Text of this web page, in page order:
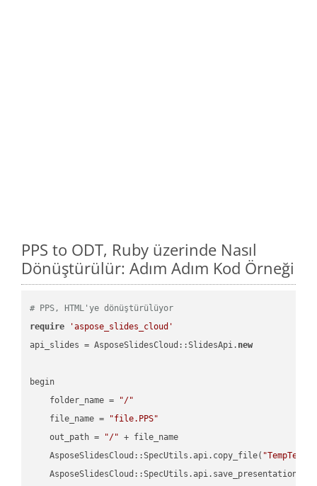
PPS to ODT, Ruby üzerinde Nasıl
Dönüştürülür: Adım Adım Kod Örneği
# PPS, HTML'ye dönüştürülüyor
require
'aspose_slides_cloud'
api_slides = AsposeSlidesCloud::SlidesApi. new
begin
    folder_name =
"/"
    file_name =
"file.PPS"
    out_path =
"/" + file_name
    AsposeSlidesCloud::SpecUtils.api.copy_file(